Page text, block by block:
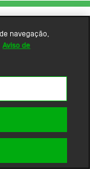
navegação,
Aviso de